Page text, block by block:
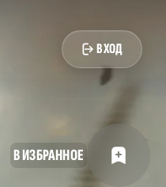
ВХОД
В ИЗБРАННОЕ